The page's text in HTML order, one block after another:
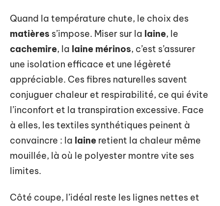
Quand la température chute, le choix des
matières s’impose. Miser sur la laine, le
cachemire, la laine mérinos, c’est s’assurer
une isolation efficace et une légèreté
appréciable. Ces fibres naturelles savent
conjuguer chaleur et respirabilité, ce qui évite
l’inconfort et la transpiration excessive. Face
à elles, les textiles synthétiques peinent à
convaincre : la laine retient la chaleur même
mouillée, là où le polyester montre vite ses
limites.
Côté coupe, l’idéal reste les lignes nettes et